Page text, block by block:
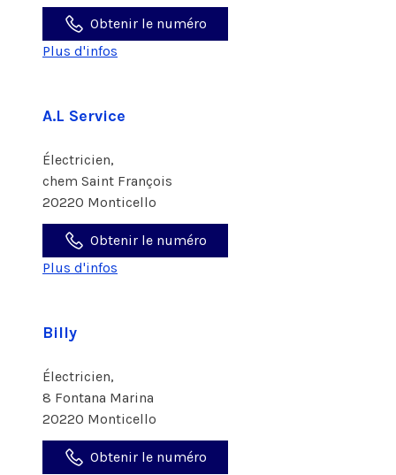
Obtenir le numéro
Plus d'infos
A.L Service
Électricien,
chem Saint François
20220 Monticello
Obtenir le numéro
Plus d'infos
Billy
Électricien,
8 Fontana Marina
20220 Monticello
Obtenir le numéro